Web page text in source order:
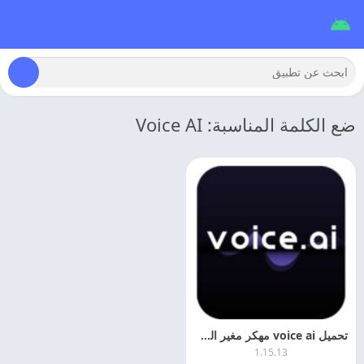
ضع الكلمة المناسبة: Voice AI
تحميل voice ai مهكر مغير الصوت الاصطناعي 2026
1.15.13